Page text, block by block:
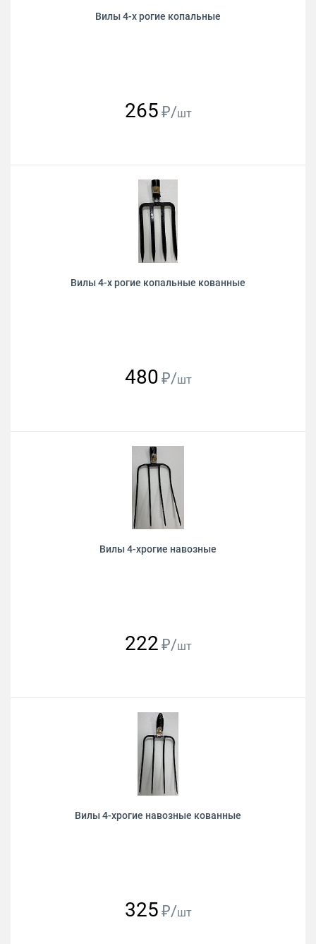
Вилы 4-х рогие копальные
265 ₽/шт
Вилы 4-х рогие копальные кованные
480 ₽/шт
Вилы 4-хрогие навозные
222 ₽/шт
Вилы 4-хрогие навозные кованные
325 ₽/шт